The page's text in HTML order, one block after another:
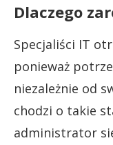
Dlaczego
Specjaliści IT
ponieważ
niezależnie od
chodzi o takie
administrator